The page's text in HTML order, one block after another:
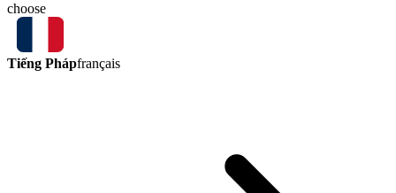
choose
Tiếng Phápfrançais